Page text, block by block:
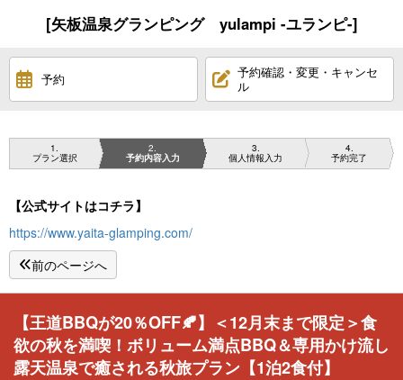
[矢板温泉グランピング yulampi -ユランピ-]
予約
予約確認・変更・キャンセ
ル
1
プラン選択
2
予約内容入力
3
個人情報入力
4
予約完了
【公式サイトはコチラ】
https://www.yaita-glamping.com/
前のページへ
【王道BBQが20％OFF🍂】＜12月末まで限定＞食
欲の秋を満喫！ボリューム満点BBQ＆専用かけ流し
露天温泉で癒される秋旅プラン【1泊2食付】